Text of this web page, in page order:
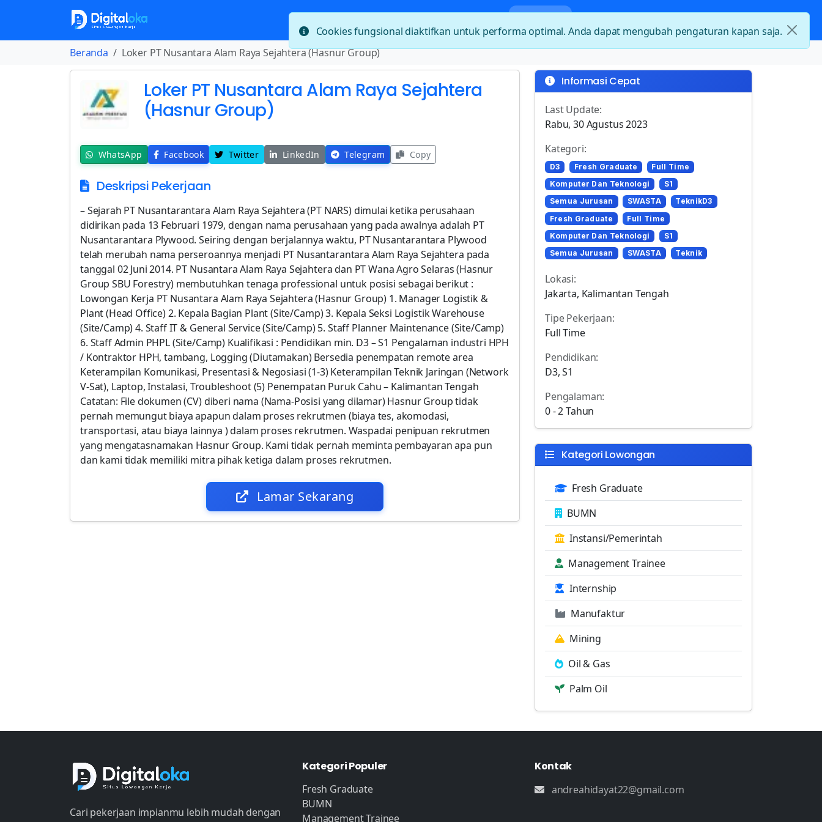
Beranda Loker PT Nusantara Alam Raya Sejahtera (Hasnur Group)
Loker PT Nusantara Alam Raya Sejahtera
(Hasnur Group)
WhatsApp Facebook Twitter LinkedIn Telegram Copy
Deskripsi Pekerjaan
– Sejarah PT Nusantarantara Alam Raya Sejahtera (PT NARS) dimulai ketika perusahaan
didirikan pada 13 Februari 1979, dengan nama perusahaan yang pada awalnya adalah PT
Nusantarantara Plywood. Seiring dengan berjalannya waktu, PT Nusantarantara Plywood
telah merubah nama perseroannya menjadi PT Nusantarantara Alam Raya Sejahtera pada
tanggal 02 Juni 2014. PT Nusantara Alam Raya Sejahtera dan PT Wana Agro Selaras (Hasnur
Group SBU Forestry) membutuhkan tenaga professional untuk posisi sebagai berikut :
Lowongan Kerja PT Nusantara Alam Raya Sejahtera (Hasnur Group) 1. Manager Logistik &
Plant (Head Office) 2. Kepala Bagian Plant (Site/Camp) 3. Kepala Seksi Logistik Warehouse
(Site/Camp) 4. Staff IT & General Service (Site/Camp) 5. Staff Planner Maintenance (Site/Camp)
6. Staff Admin PHPL (Site/Camp) Kualifikasi : Pendidikan min. D3 – S1 Pengalaman industri HPH
/ Kontraktor HPH, tambang, Logging (Diutamakan) Bersedia penempatan remote area
Keterampilan Komunikasi, Presentasi & Negosiasi (1-3) Keterampilan Teknik Jaringan (Network
V-Sat), Laptop, Instalasi, Troubleshoot (5) Penempatan Puruk Cahu – Kalimantan Tengah
Catatan: File dokumen (CV) diberi nama (Nama-Posisi yang dilamar) Hasnur Group tidak
pernah memungut biaya apapun dalam proses rekrutmen (biaya tes, akomodasi,
transportasi, atau biaya lainnya ) dalam proses rekrutmen. Waspadai penipuan rekrutmen
yang mengatasnamakan Hasnur Group. Kami tidak pernah meminta pembayaran apa pun
dan kami tidak memiliki mitra pihak ketiga dalam proses rekrutmen.
Lamar Sekarang
Informasi Cepat
Last Update:
Rabu, 30 Agustus 2023
Kategori:
D3 Fresh Graduate
Full Time
Komputer Dan Teknologi
S1
Semua Jurusan
SWASTA
TeknikD3
Fresh Graduate
Full Time
Komputer Dan Teknologi
S1
Semua Jurusan
SWASTA Teknik
Lokasi:
Jakarta, Kalimantan Tengah
Tipe Pekerjaan:
Full Time
Pendidikan:
D3, S1
Pengalaman:
0 - 2 Tahun
Kategori Lowongan
Fresh Graduate
BUMN
Instansi/Pemerintah
Management Trainee
Internship
Manufaktur
Mining
Oil & Gas
Palm Oil
Cari pekerjaan impianmu lebih mudah dengan
Kategori Populer
Fresh Graduate
BUMN
Management Trainee
Kontak
andreahidayat22@gmail.com
Cookies fungsional diaktifkan untuk performa optimal. Anda dapat mengubah pengaturan kapan saja.